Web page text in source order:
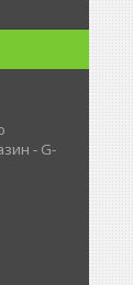
- G-